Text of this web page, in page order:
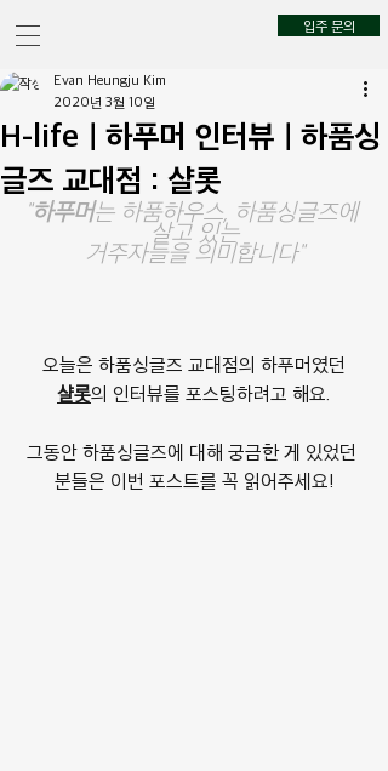
입주 문의
H-lifeㅣ하푸머 인터뷰ㅣ하품싱
글즈 교대점 : 샬롯
Evan Heungju Kim
2020년 3월 10일
"하푸머는 하품하우스, 하품싱글즈에
살고 있는
거주자들을 의미합니다"
오늘은 하품싱글즈 교대점의 하푸머였던
샬롯의 인터뷰를 포스팅하려고 해요.
그동안 하품싱글즈에 대해 궁금한 게 있었던
분들은 이번 포스트를 꼭 읽어주세요!